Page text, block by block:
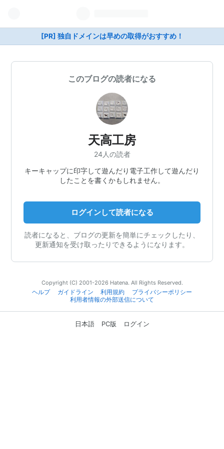
[PR] 独自ドメインは早めの取得がおすすめ！
このブログの読者になる
天高工房
24人の読者
キーキャップに印字して遊んだり電子工作して遊んだり
したことを書くかもしれません。
ログインして読者になる
読者になると、ブログの更新を簡単にチェックしたり、
更新通知を受け取ったりできるようになります。
Copyright (C) 2001-2026 Hatena. All Rights Reserved.
ヘルプ
ガイドライン 利用規約
プライバシーポリシー
利用者情報の外部送信について
日本語 PC版 ログイン